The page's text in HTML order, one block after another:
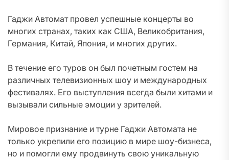
Гаджи Автомат провел успешные концерты во
многих странах, таких как США, Великобритания,
Германия, Китай, Япония, и многих других.
В течение его туров он был почетным гостем на
различных телевизионных шоу и международных
фестивалях. Его выступления всегда были хитами и
вызывали сильные эмоции у зрителей.
Мировое признание и турне Гаджи Автомата не
только укрепили его позицию в мире шоу-бизнеса,
но и помогли ему продвинуть свою уникальную